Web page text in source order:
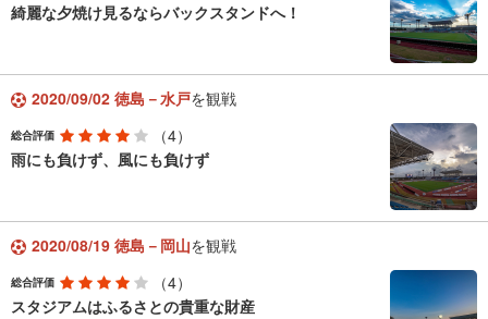
綺麗な夕焼け見るならバックスタンドへ！
2020/09/02 徳島－水戸を観戦
総合評価
（4）
雨にも負けず、風にも負けず
2020/08/19 徳島－岡山を観戦
総合評価
（4）
スタジアムはふるさとの貴重な財産